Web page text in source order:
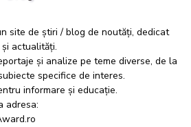
site de știri / blog de noutăți, dedicat
actualități.
și analize pe teme diverse, de la
specifice de interes.
informare și educație.
adresa: